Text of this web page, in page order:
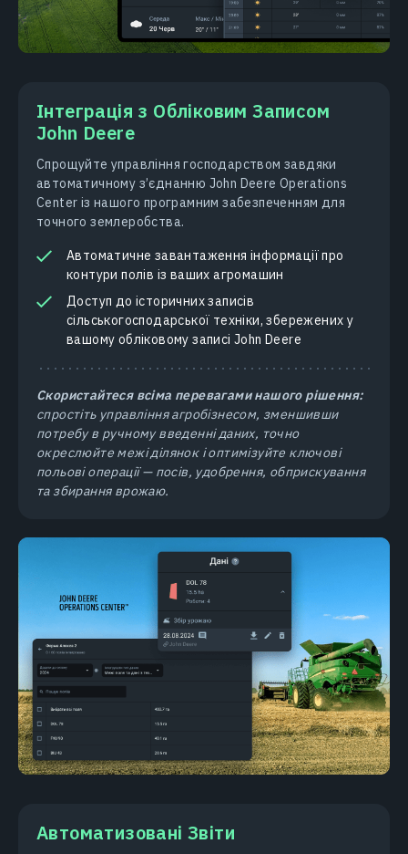
Інтеграція з Обліковим Записом
John Deere
Спрощуйте управління господарством завдяки
автоматичному з’єднанню John Deere Operations
Center із нашого програмним забезпеченням для
точного землеробства.
Автоматичне завантаження інформації про
контури полів із ваших агромашин
Доступ до історичних записів
сільськогосподарської техніки, збережених у
вашому обліковому записі John Deere
Скористайтеся всіма перевагами нашого рішення:
спростіть управління агробізнесом, зменшивши
потребу в ручному введенні даних, точно
окреслюйте межі ділянок і оптимізуйте ключові
польові операції — посів, удобрення, обприскування
та збирання врожаю.
Автоматизовані Звіти